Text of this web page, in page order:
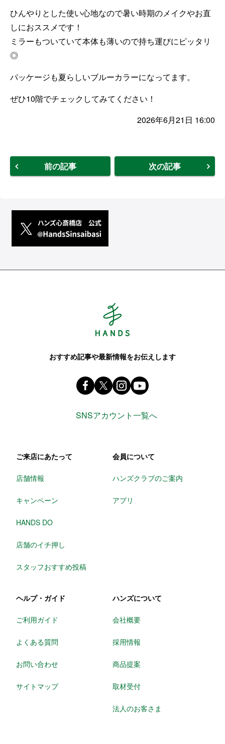
ひんやりとした使い心地なので暑い時期のメイクやお直
しにおススメです！
ミラーもついていて本体も薄いので持ち運びにピッタリ
◎
パッケージも夏らしいブルーカラーになってます。
ぜひ10階でチェックしてみてください！
2026年6月21日 16:00
前の記事 次の記事
おすすめ記事や最新情報をお伝えします
Facebook ハンズ公式ファンページ
X(旧 twitter) @Hands_official_
instagram
SNSアカウント一覧へ
ご来店にあたって
店舗情報
キャンペーン
HANDS DO
店舗のイチ押し
スタッフおすすめ投稿
会員について
ハンズクラブのご案内
アプリ
ヘルプ・ガイド
ご利用ガイド
よくある質問
お問い合わせ
サイトマップ
ハンズについて
会社概要
採用情報
商品提案
取材受付
法人のお客さま